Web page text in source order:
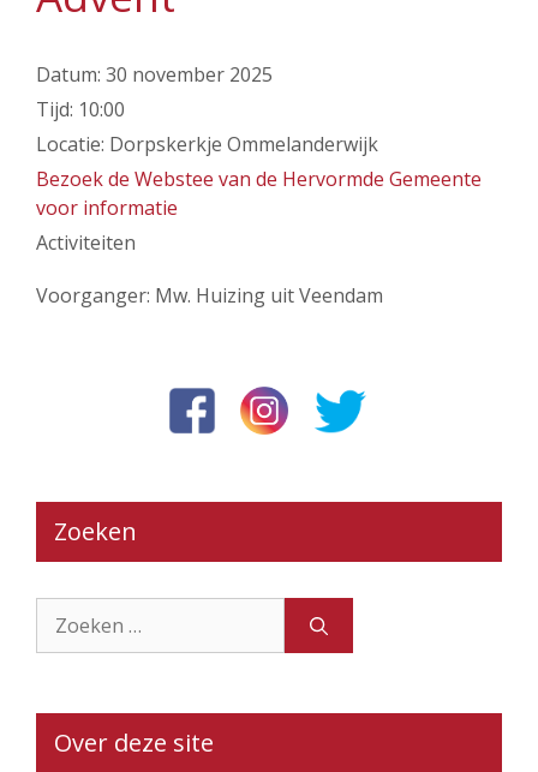
Datum: 30 november 2025
Tijd: 10:00
Locatie: Dorpskerkje Ommelanderwijk
Bezoek de Webstee van de Hervormde Gemeente
voor informatie
Activiteiten
Voorganger: Mw. Huizing uit Veendam
Zoeken
naar:
Over deze site